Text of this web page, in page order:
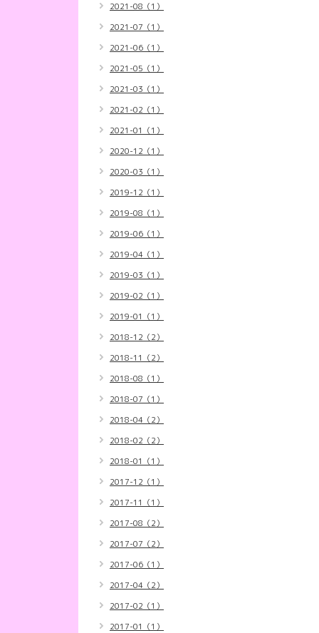
2021-08（1）
2021-07（1）
2021-06（1）
2021-05（1）
2021-03（1）
2021-02（1）
2021-01（1）
2020-12（1）
2020-03（1）
2019-12（1）
2019-08（1）
2019-06（1）
2019-04（1）
2019-03（1）
2019-02（1）
2019-01（1）
2018-12（2）
2018-11（2）
2018-08（1）
2018-07（1）
2018-04（2）
2018-02（2）
2018-01（1）
2017-12（1）
2017-11（1）
2017-08（2）
2017-07（2）
2017-06（1）
2017-04（2）
2017-02（1）
2017-01（1）